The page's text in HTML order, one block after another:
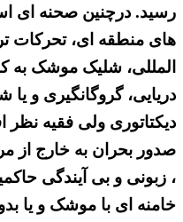
رسید. درچنین صحنه ای
های منطقه ای، تحرکات
المللی، شلیک موشک به
دریایی، گروگانگیری و
دیکتاتوری ولی فقیه نظر
صدور بحران به خارج از
، زبونی و بی آیندگی
خامنه ای با موشک و یا